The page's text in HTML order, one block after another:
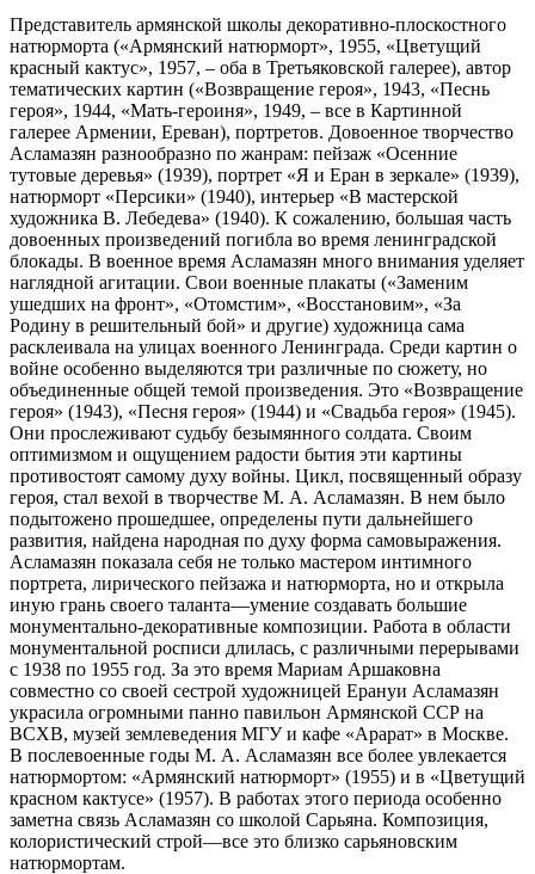
Представитель армянской школы декоративно-плоскостного
натюрморта («Армянский натюрморт», 1955, «Цветущий
красный кактус», 1957, ‒ оба в Третьяковской галерее), автор
тематических картин («Возвращение героя», 1943, «Песнь
героя», 1944, «Мать-героиня», 1949, ‒ все в Картинной
галерее Армении, Ереван), портретов. Довоенное творчество
Асламазян разнообразно по жанрам: пейзаж «Осенние
тутовые деревья» (1939), портрет «Я и Еран в зеркале» (1939),
натюрморт «Персики» (1940), интерьер «В мастерской
художника В. Лебедева» (1940). К сожалению, большая часть
довоенных произведений погибла во время ленинградской
блокады. В военное время Асламазян много внимания уделяет
наглядной агитации. Свои военные плакаты («Заменим
ушедших на фронт», «Отомстим», «Восстановим», «За
Родину в решительный бой» и другие) художница сама
расклеивала на улицах военного Ленинграда. Среди картин о
войне особенно выделяются три различные по сюжету, но
объединенные общей темой произведения. Это «Возвращение
героя» (1943), «Песня героя» (1944) и «Свадьба героя» (1945).
Они прослеживают судьбу безымянного солдата. Своим
оптимизмом и ощущением радости бытия эти картины
противостоят самому духу войны. Цикл, посвященный образу
героя, стал вехой в творчестве М. А. Асламазян. В нем было
подытожено прошедшее, определены пути дальнейшего
развития, найдена народная по духу форма самовыражения.
Асламазян показала себя не только мастером интимного
портрета, лирического пейзажа и натюрморта, но и открыла
иную грань своего таланта—умение создавать большие
монументально-декоративные композиции. Работа в области
монументальной росписи длилась, с различными перерывами
с 1938 по 1955 год. За это время Мариам Аршаковна
совместно со своей сестрой художницей Ерануи Асламазян
украсила огромными панно павильон Армянской ССР на
ВСХВ, музей землеведения МГУ и кафе «Арарат» в Москве.
В послевоенные годы М. А. Асламазян все более увлекается
натюрмортом: «Армянский натюрморт» (1955) и в «Цветущий
красном кактусе» (1957). В работах этого периода особенно
заметна связь Асламазян со школой Сарьяна. Композиция,
колористический строй—все это близко сарьяновским
натюрмортам.